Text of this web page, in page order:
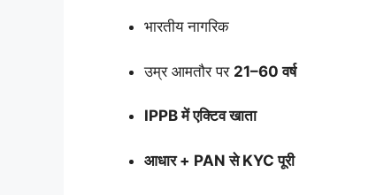
भारतीय नागरिक
उम्र आमतौर पर 21–60 वर्ष
IPPB में एक्टिव खाता
आधार + PAN से KYC पूरी